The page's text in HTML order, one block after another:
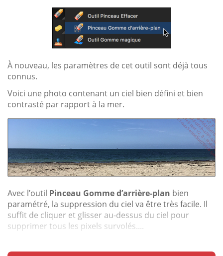
À nouveau, les paramètres de cet outil sont déjà tous
connus.
Voici une photo contenant un ciel bien défini et bien
contrasté par rapport à la mer.
Avec l’outil Pinceau Gomme d’arrière-plan bien
paramétré, la suppression du ciel va être très facile. Il
suffit de cliquer et glisser au-dessus du ciel pour
supprimer tous les pixels survolés....